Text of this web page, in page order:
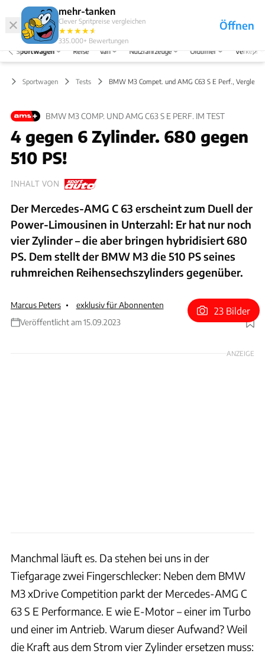
mehr-tanken
Clever Spritpreise vergleichen
★★★★★
★
335.000+ Bewertungen
Öffnen
Abo
Menü
Sportwagen Reise Van Nutzfahrzeuge Oldtimer Verkehr
Sportwagen Tests BMW M3 Compet. und AMG C63 S E Perf., Vergleich
BMW M3 COMP. UND AMG C63 S E PERF. IM TEST
4 gegen 6 Zylinder. 680 gegen
510 PS!
INHALT VON
Der Mercedes-AMG C 63 erscheint zum Duell der
Power-Limousinen in Unterzahl: Er hat nur noch
vier Zylinder – die aber bringen hybridisiert 680
PS. Dem stellt der BMW M3 die 510 PS seines
ruhmreichen Reihensechszylinders gegenüber.
Marcus Peters
exklusiv für Abonnenten
Veröffentlicht am 15.09.2023
Foto: Sven Klittich
23 Bilder
ANZEIGE
Manchmal läuft es. Da stehen bei uns in der
Tiefgarage zwei Fingerschlecker: Neben dem BMW
M3 xDrive Competition parkt der Mercedes-AMG C
63 S E Performance. E wie E-Motor – einer im Turbo
und einer im Antrieb. Warum dieser Aufwand? Weil
die Kraft aus dem Strom vier Zylinder ersetzen muss: